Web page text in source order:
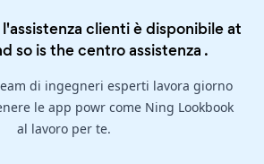
clienti è disponibile at
so is thecentro assistenza .
di ingegneri esperti lavora giorno
le app powr come Ning Lookbook
al lavoro per te.